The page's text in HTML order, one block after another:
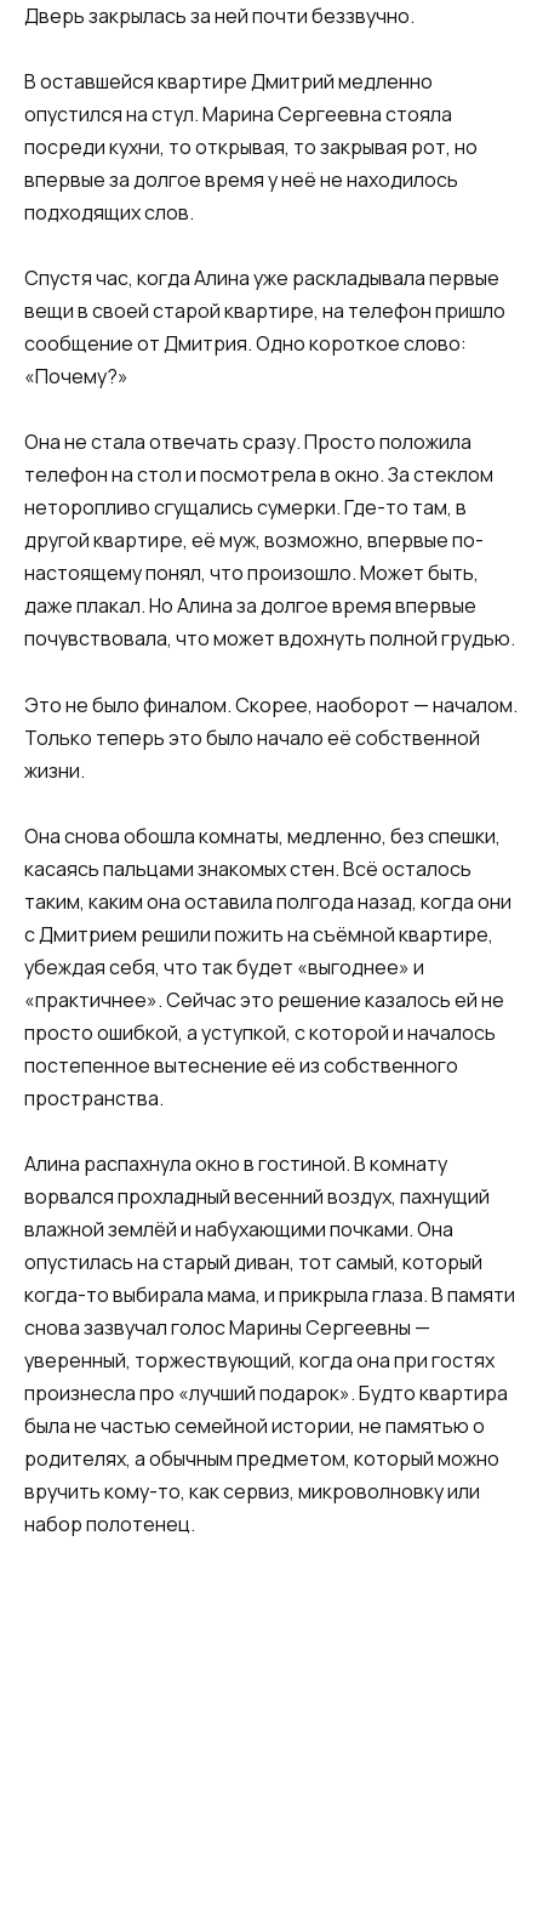
Дверь закрылась за ней почти беззвучно.
В оставшейся квартире Дмитрий медленно
опустился на стул. Марина Сергеевна стояла
посреди кухни, то открывая, то закрывая рот, но
впервые за долгое время у неё не находилось
подходящих слов.
Спустя час, когда Алина уже раскладывала первые
вещи в своей старой квартире, на телефон пришло
сообщение от Дмитрия. Одно короткое слово:
«Почему?»
Она не стала отвечать сразу. Просто положила
телефон на стол и посмотрела в окно. За стеклом
неторопливо сгущались сумерки. Где-то там, в
другой квартире, её муж, возможно, впервые по-
настоящему понял, что произошло. Может быть,
даже плакал. Но Алина за долгое время впервые
почувствовала, что может вдохнуть полной грудью.
Это не было финалом. Скорее, наоборот — началом.
Только теперь это было начало её собственной
жизни.
Она снова обошла комнаты, медленно, без спешки,
касаясь пальцами знакомых стен. Всё осталось
таким, каким она оставила полгода назад, когда они
с Дмитрием решили пожить на съёмной квартире,
убеждая себя, что так будет «выгоднее» и
«практичнее». Сейчас это решение казалось ей не
просто ошибкой, а уступкой, с которой и началось
постепенное вытеснение её из собственного
пространства.
Алина распахнула окно в гостиной. В комнату
ворвался прохладный весенний воздух, пахнущий
влажной землёй и набухающими почками. Она
опустилась на старый диван, тот самый, который
когда-то выбирала мама, и прикрыла глаза. В памяти
снова зазвучал голос Марины Сергеевны —
уверенный, торжествующий, когда она при гостях
произнесла про «лучший подарок». Будто квартира
была не частью семейной истории, не памятью о
родителях, а обычным предметом, который можно
вручить кому-то, как сервиз, микроволновку или
набор полотенец.